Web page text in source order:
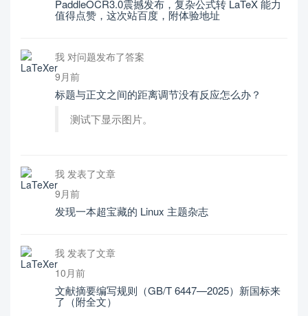
PaddleOCR3.0震撼发布，复杂公式转 LaTeX 能力
值得点赞，这次站百度，附体验地址
我 对问题发布了答案
9月前
标题与正文之间的距离调节没有反应怎么办？
测试下显示图片。
我 发表了文章
9月前
发现一本超宝藏的 Linux 主题杂志
我 发表了文章
10月前
文献摘要编写规则（GB/T 6447—2025）新国标来
了（附全文）